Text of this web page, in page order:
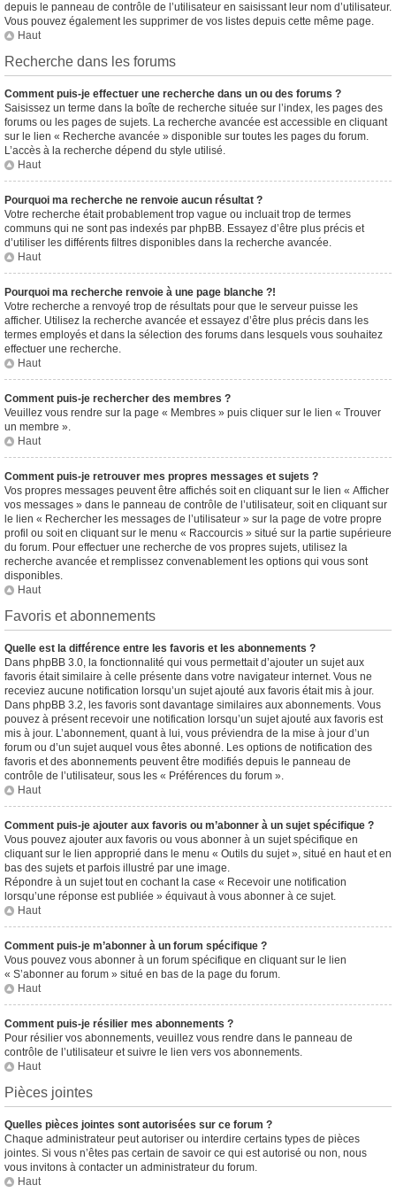
depuis le panneau de contrôle de l’utilisateur en saisissant leur nom d’utilisateur.
Vous pouvez également les supprimer de vos listes depuis cette même page.
Haut
Recherche dans les forums
Comment puis-je effectuer une recherche dans un ou des forums ?
Saisissez un terme dans la boîte de recherche située sur l’index, les pages des
forums ou les pages de sujets. La recherche avancée est accessible en cliquant
sur le lien « Recherche avancée » disponible sur toutes les pages du forum.
L’accès à la recherche dépend du style utilisé.
Haut
Pourquoi ma recherche ne renvoie aucun résultat ?
Votre recherche était probablement trop vague ou incluait trop de termes
communs qui ne sont pas indexés par phpBB. Essayez d’être plus précis et
d’utiliser les différents filtres disponibles dans la recherche avancée.
Haut
Pourquoi ma recherche renvoie à une page blanche ?!
Votre recherche a renvoyé trop de résultats pour que le serveur puisse les
afficher. Utilisez la recherche avancée et essayez d’être plus précis dans les
termes employés et dans la sélection des forums dans lesquels vous souhaitez
effectuer une recherche.
Haut
Comment puis-je rechercher des membres ?
Veuillez vous rendre sur la page « Membres » puis cliquer sur le lien « Trouver
un membre ».
Haut
Comment puis-je retrouver mes propres messages et sujets ?
Vos propres messages peuvent être affichés soit en cliquant sur le lien « Afficher
vos messages » dans le panneau de contrôle de l’utilisateur, soit en cliquant sur
le lien « Rechercher les messages de l’utilisateur » sur la page de votre propre
profil ou soit en cliquant sur le menu « Raccourcis » situé sur la partie supérieure
du forum. Pour effectuer une recherche de vos propres sujets, utilisez la
recherche avancée et remplissez convenablement les options qui vous sont
disponibles.
Haut
Favoris et abonnements
Quelle est la différence entre les favoris et les abonnements ?
Dans phpBB 3.0, la fonctionnalité qui vous permettait d’ajouter un sujet aux
favoris était similaire à celle présente dans votre navigateur internet. Vous ne
receviez aucune notification lorsqu’un sujet ajouté aux favoris était mis à jour.
Dans phpBB 3.2, les favoris sont davantage similaires aux abonnements. Vous
pouvez à présent recevoir une notification lorsqu’un sujet ajouté aux favoris est
mis à jour. L’abonnement, quant à lui, vous préviendra de la mise à jour d’un
forum ou d’un sujet auquel vous êtes abonné. Les options de notification des
favoris et des abonnements peuvent être modifiés depuis le panneau de
contrôle de l’utilisateur, sous les « Préférences du forum ».
Haut
Comment puis-je ajouter aux favoris ou m’abonner à un sujet spécifique ?
Vous pouvez ajouter aux favoris ou vous abonner à un sujet spécifique en
cliquant sur le lien approprié dans le menu « Outils du sujet », situé en haut et en
bas des sujets et parfois illustré par une image.
Répondre à un sujet tout en cochant la case « Recevoir une notification
lorsqu’une réponse est publiée » équivaut à vous abonner à ce sujet.
Haut
Comment puis-je m’abonner à un forum spécifique ?
Vous pouvez vous abonner à un forum spécifique en cliquant sur le lien
« S’abonner au forum » situé en bas de la page du forum.
Haut
Comment puis-je résilier mes abonnements ?
Pour résilier vos abonnements, veuillez vous rendre dans le panneau de
contrôle de l’utilisateur et suivre le lien vers vos abonnements.
Haut
Pièces jointes
Quelles pièces jointes sont autorisées sur ce forum ?
Chaque administrateur peut autoriser ou interdire certains types de pièces
jointes. Si vous n’êtes pas certain de savoir ce qui est autorisé ou non, nous
vous invitons à contacter un administrateur du forum.
Haut